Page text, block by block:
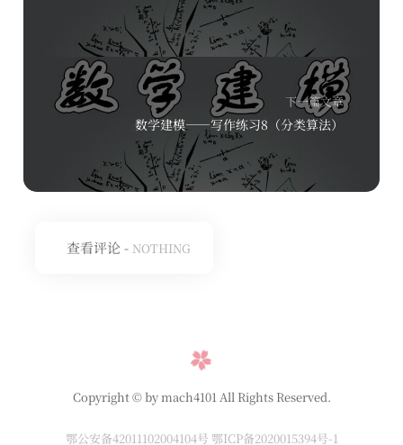
下一篇文章
数学建模——写作练习8（分类算法）
查看评论 - NOTHING
Copyright © by mach4101 All Rights Reserved.
鄂公安备42011102004104号 鄂ICP备2020015394号-1